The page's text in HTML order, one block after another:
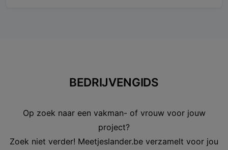
BEDRIJVENGIDS
Op zoek naar een vakman- of vrouw voor jouw
project?
Zoek niet verder! Meetjeslander.be verzamelt voor jou